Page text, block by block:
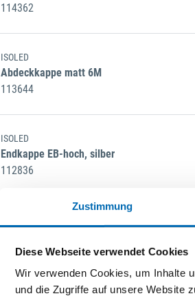
Zustimmung
Diese Webseite verwendet Cookies
Wir verwenden Cookies, um Inhalte
und die Zugriffe auf unsere Website
114362
ISOLED
Abdeckkappe matt 6M
113644
ISOLED
Endkappe EB-hoch, silber
112836
hoch silber
112810